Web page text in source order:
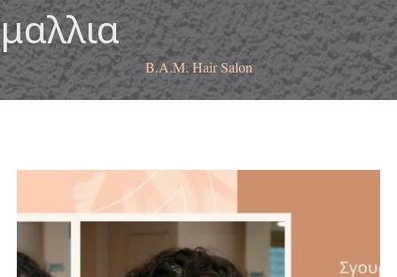
μαλλια
B.A.M. Hair Salon